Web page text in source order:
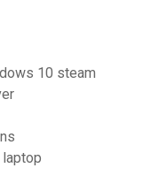
10 steam